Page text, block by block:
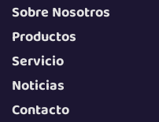
Sobre Nosotros
Productos
Servicio
Noticias
Contacto